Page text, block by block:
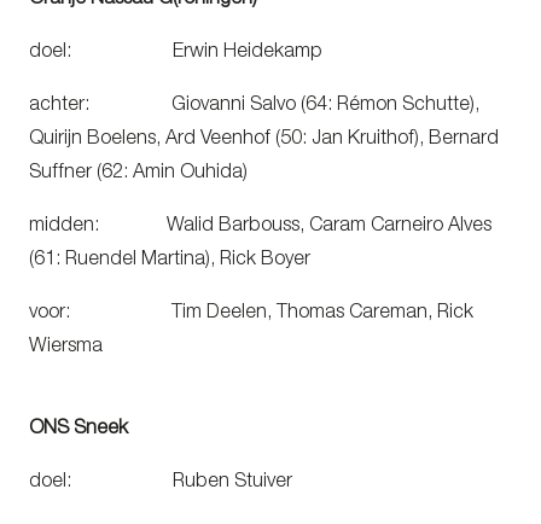
doel: Erwin Heidekamp
achter: Giovanni Salvo (64: Rémon Schutte),
Quirijn Boelens, Ard Veenhof (50: Jan Kruithof), Bernard
Suffner (62: Amin Ouhida)
midden: Walid Barbouss, Caram Carneiro Alves
(61: Ruendel Martina), Rick Boyer
voor: Tim Deelen, Thomas Careman, Rick
Wiersma
ONS Sneek
doel: Ruben Stuiver